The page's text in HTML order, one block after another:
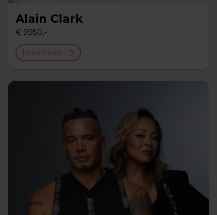
Alain Clark
€ 9950,-
Lees meer